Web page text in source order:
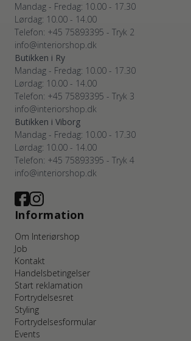
Mandag - Fredag: 10.00 - 17.30
Lørdag: 10.00 - 14.00
Telefon: +45 75893395 - Tryk 2
info@interiorshop.dk
Butikken i Ry
Mandag - Fredag: 10.00 - 17.30
Lørdag: 10.00 - 14.00
Telefon: +45 75893395 - Tryk 3
info@interiorshop.dk
Butikken i Viborg
Mandag - Fredag: 10.00 - 17.30
Lørdag: 10.00 - 14.00
Telefon: +45 75893395 - Tryk 4
info@interiorshop.dk
Information
Om Interiørshop
Job
Kontakt
Handelsbetingelser
Start reklamation
Fortrydelsesret
Styling
Fortrydelsesformular
Events